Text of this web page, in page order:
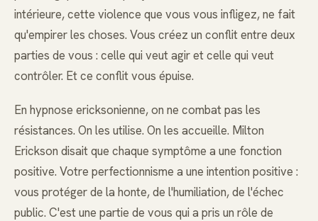
intérieure, cette violence que vous vous infligez, ne fait
qu'empirer les choses. Vous créez un conflit entre deux
parties de vous : celle qui veut agir et celle qui veut
contrôler. Et ce conflit vous épuise.
En hypnose ericksonienne, on ne combat pas les
résistances. On les utilise. On les accueille. Milton
Erickson disait que chaque symptôme a une fonction
positive. Votre perfectionnisme a une intention positive :
vous protéger de la honte, de l'humiliation, de l'échec
public. C'est une partie de vous qui a pris un rôle de